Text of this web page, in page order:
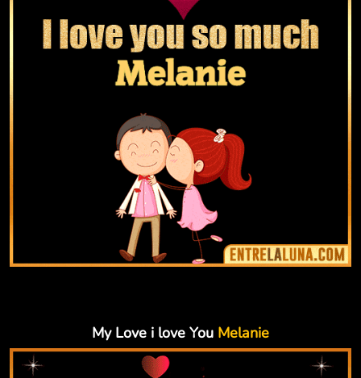
My Love i love You Melanie